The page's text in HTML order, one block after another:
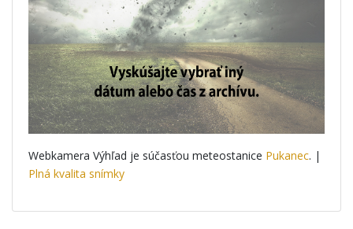
Webkamera Výhľad je súčasťou meteostanice Pukanec. |
Plná kvalita snímky